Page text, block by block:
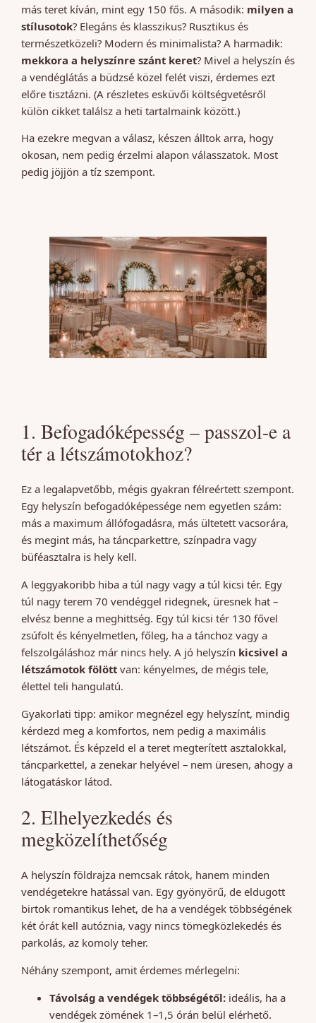
más teret kíván, mint egy 150 fős. A második: milyen a
stílusotok? Elegáns és klasszikus? Rusztikus és
természetközeli? Modern és minimalista? A harmadik:
mekkora a helyszínre szánt keret? Mivel a helyszín és
a vendéglátás a büdzsé közel felét viszi, érdemes ezt
előre tisztázni. (A részletes esküvői költségvetésről
külön cikket találsz a heti tartalmaink között.)
Ha ezekre megvan a válasz, készen álltok arra, hogy
okosan, nem pedig érzelmi alapon válasszatok. Most
pedig jöjjön a tíz szempont.
1. Befogadóképesség – passzol-e a
tér a létszámotokhoz?
Ez a legalapvetőbb, mégis gyakran félreértett szempont.
Egy helyszín befogadóképessége nem egyetlen szám:
más a maximum állófogadásra, más ültetett vacsorára,
és megint más, ha táncparkettre, színpadra vagy
büféasztalra is hely kell.
A leggyakoribb hiba a túl nagy vagy a túl kicsi tér. Egy
túl nagy terem 70 vendéggel ridegnek, üresnek hat –
elvész benne a meghittség. Egy túl kicsi tér 130 fővel
zsúfolt és kényelmetlen, főleg, ha a tánchoz vagy a
felszolgáláshoz már nincs hely. A jó helyszín kicsivel a
létszámotok fölött van: kényelmes, de mégis tele,
élettel teli hangulatú.
Gyakorlati tipp: amikor megnézel egy helyszínt, mindig
kérdezd meg a komfortos, nem pedig a maximális
létszámot. És képzeld el a teret megterített asztalokkal,
táncparkettel, a zenekar helyével – nem üresen, ahogy a
látogatáskor látod.
2. Elhelyezkedés és
megközelíthetőség
A helyszín földrajza nemcsak rátok, hanem minden
vendégetekre hatással van. Egy gyönyörű, de eldugott
birtok romantikus lehet, de ha a vendégek többségének
két órát kell autóznia, vagy nincs tömegközlekedés és
parkolás, az komoly teher.
Néhány szempont, amit érdemes mérlegelni:
Távolság a vendégek többségétől: ideális, ha a
vendégek zömének 1–1,5 órán belül elérhető.